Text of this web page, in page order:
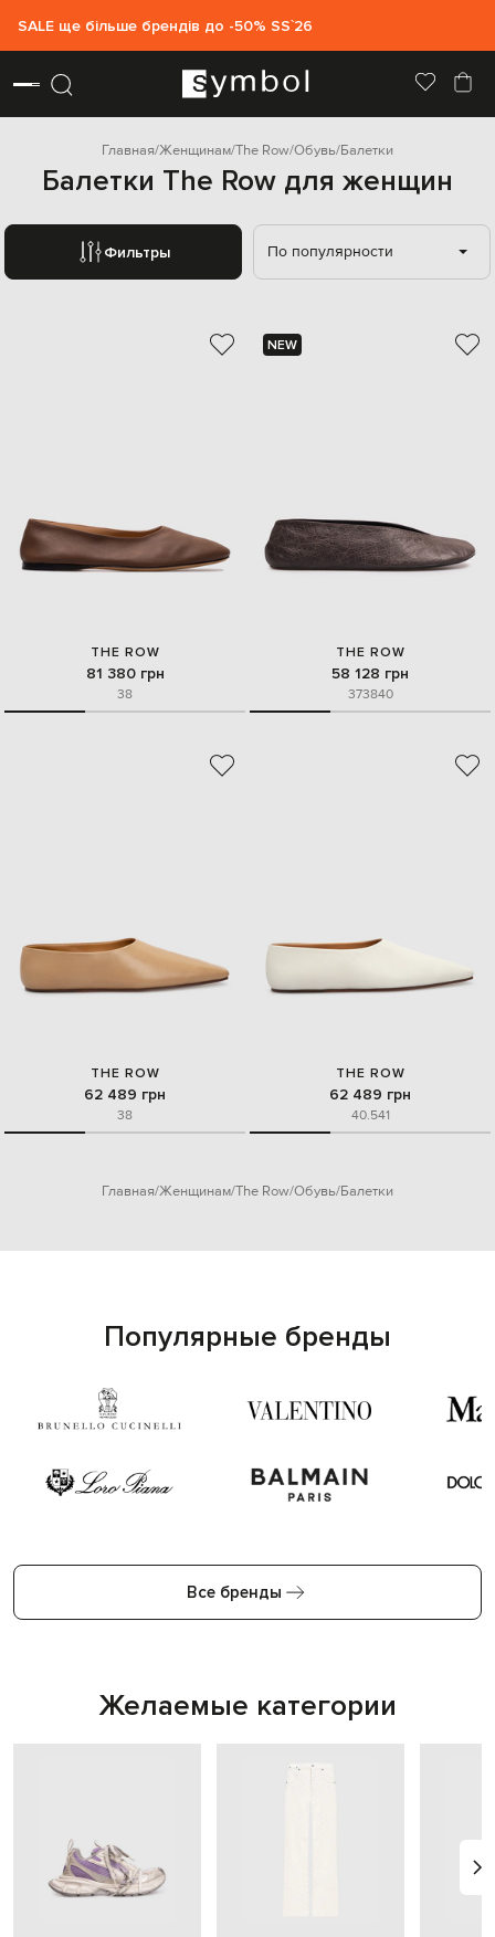
SALE ще більше брендів до -50% SS`26
Главная Женщинам The Row Обувь Балетки
Балетки The Row для женщин
Фильтры По популярности
THE ROW
81 380 грн
38
NEW
THE ROW
58 128 грн
373840
THE ROW
62 489 грн
38
THE ROW
62 489 грн
40.541
Главная Женщинам The Row Обувь Балетки
Популярные бренды
Все бренды
Желаемые категории